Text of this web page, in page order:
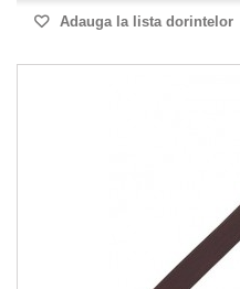
Adauga la lista dorintelor